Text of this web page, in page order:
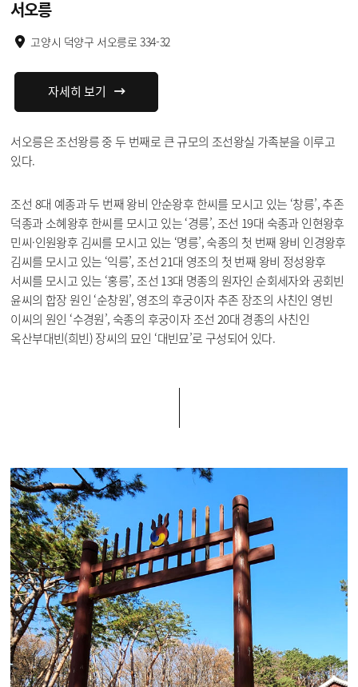
서오릉
고양시 덕양구 서오릉로 334-32
자세히 보기
서오릉은 조선왕릉 중 두 번째로 큰 규모의 조선왕실 가족분을 이루고
있다.
조선 8대 예종과 두 번째 왕비 안순왕후 한씨를 모시고 있는 ‘창릉’, 추존
덕종과 소혜왕후 한씨를 모시고 있는 ‘경릉’, 조선 19대 숙종과 인현왕후
민씨·인원왕후 김씨를 모시고 있는 ‘명릉’, 숙종의 첫 번째 왕비 인경왕후
김씨를 모시고 있는 ‘익릉’, 조선 21대 영조의 첫 번째 왕비 정성왕후
서씨를 모시고 있는 ‘홍릉’, 조선 13대 명종의 원자인 순회세자와 공회빈
윤씨의 합장 원인 ‘순창원’, 영조의 후궁이자 추존 장조의 사친인 영빈
이씨의 원인 ‘수경원’, 숙종의 후궁이자 조선 20대 경종의 사친인
옥산부대빈(희빈) 장씨의 묘인 ‘대빈묘’로 구성되어 있다.